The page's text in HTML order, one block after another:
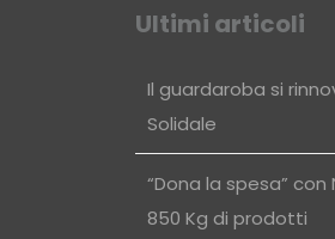
Ultimi articoli
Il guardaroba si
Solidale
“Dona la spesa”
850 Kg di prodotti